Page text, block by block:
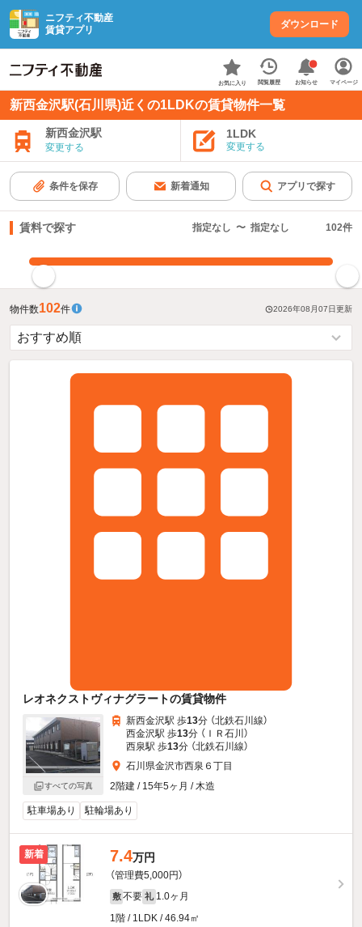
ニフティ不動産
賃貸アプリ
ダウンロード
お気に入り 閲覧履歴 お知らせ マイページ
新西金沢駅(石川県)近くの1LDKの賃貸物件一覧
新西金沢駅
変更する
1LDK
変更する
条件を保存 新着通知 アプリで探す
賃料で探す 指定なし 〜 指定なし 102件
物件数102件 2026年08月07日更新
レオネクストヴィナグラートの賃貸物件
すべての写真
新西金沢駅 歩13分 （北鉄石川線）
西金沢駅 歩13分 （ＩＲ石川）
西泉駅 歩13分 （北鉄石川線）
石川県金沢市西泉６丁目
2階建 / 15年5ヶ月 / 木造
駐車場あり 駐輪場あり
新着 7.4万円
（管理費5,000円）
敷 不要 礼 1.0ヶ月
1階 / 1LDK / 46.94㎡